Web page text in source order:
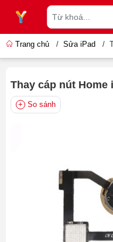
Trang chủ / Sửa iPad /
Thay cáp nút Home
So sánh